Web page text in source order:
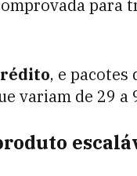
para
, e pacotes
variam de 29 a